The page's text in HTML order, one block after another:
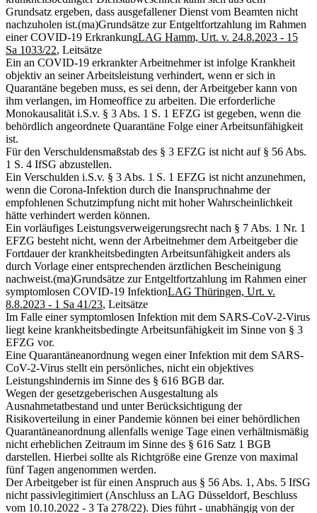
Grundsatz ergeben, dass ausgefallener Dienst vom Beamten nicht
nachzuholen ist.(ma)Grundsätze zur Entgeltfortzahlung im Rahmen
einer COVID-19 ErkrankungLAG Hamm, Urt. v. 24.8.2023 - 15
Sa 1033/22, Leitsätze
Ein an COVID-19 erkrankter Arbeitnehmer ist infolge Krankheit
objektiv an seiner Arbeitsleistung verhindert, wenn er sich in
Quarantäne begeben muss, es sei denn, der Arbeitgeber kann von
ihm verlangen, im Homeoffice zu arbeiten. Die erforderliche
Monokausalität i.S.v. § 3 Abs. 1 S. 1 EFZG ist gegeben, wenn die
behördlich angeordnete Quarantäne Folge einer Arbeitsunfähigkeit
ist.
Für den Verschuldensmaßstab des § 3 EFZG ist nicht auf § 56 Abs.
1 S. 4 IfSG abzustellen.
Ein Verschulden i.S.v. § 3 Abs. 1 S. 1 EFZG ist nicht anzunehmen,
wenn die Corona-Infektion durch die Inanspruchnahme der
empfohlenen Schutzimpfung nicht mit hoher Wahrscheinlichkeit
hätte verhindert werden können.
Ein vorläufiges Leistungsverweigerungsrecht nach § 7 Abs. 1 Nr. 1
EFZG besteht nicht, wenn der Arbeitnehmer dem Arbeitgeber die
Fortdauer der krankheitsbedingten Arbeitsunfähigkeit anders als
durch Vorlage einer entsprechenden ärztlichen Bescheinigung
nachweist.(ma)Grundsätze zur Entgeltfortzahlung im Rahmen einer
symptomlosen COVID-19 InfektionLAG Thüringen, Urt. v.
8.8.2023 - 1 Sa 41/23, Leitsätze
Im Falle einer symptomlosen Infektion mit dem SARS-CoV-2-Virus
liegt keine krankheitsbedingte Arbeitsunfähigkeit im Sinne von § 3
EFZG vor.
Eine Quarantäneanordnung wegen einer Infektion mit dem SARS-
CoV-2-Virus stellt ein persönliches, nicht ein objektives
Leistungshindernis im Sinne des § 616 BGB dar.
Wegen der gesetzgeberischen Ausgestaltung als
Ausnahmetatbestand und unter Berücksichtigung der
Risikoverteilung in einer Pandemie können bei einer behördlichen
Quarantäneanordnung allenfalls wenige Tage einen verhältnismäßig
nicht erheblichen Zeitraum im Sinne des § 616 Satz 1 BGB
darstellen. Hierbei sollte als Richtgröße eine Grenze von maximal
fünf Tagen angenommen werden.
Der Arbeitgeber ist für einen Anspruch aus § 56 Abs. 1, Abs. 5 IfSG
nicht passivlegitimiert (Anschluss an LAG Düsseldorf, Beschluss
vom 10.10.2022 - 3 Ta 278/22). Dies führt - unabhängig von der